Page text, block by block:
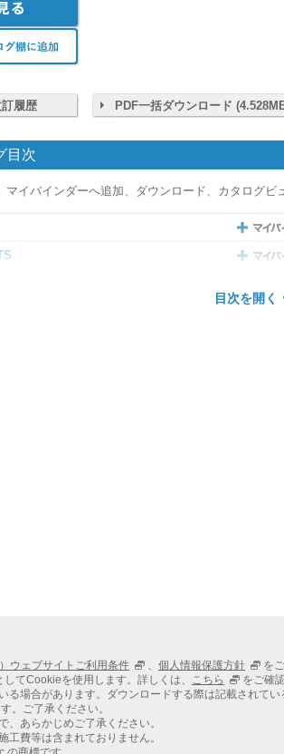
履歴 PDF一括ダウンロード
目次
マイバインダーへ追加、ダウンロード、カタログビ
目次を開く
ウェブサイトご利用条件 、 個人情報保護方針
を
てCookieを使用します。詳しくは、 こちら
をご確
場合があります。ダウンロードする際は記載されて
。ご了承ください。
、あらかじめご了承ください。
工費等は含まれておりません。